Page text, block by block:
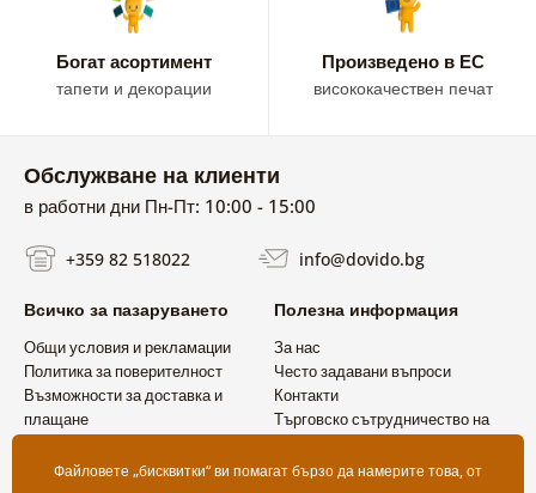
Богат асортимент
тапети и декорации
Произведено в ЕС
висококачествен печат
Обслужване на клиенти
в работни дни Пн-Пт: 10:00 - 15:00
+359 82 518022 info@dovido.bg
Всичко за пазаруването
Общи условия и рекламации
Политика за поверителност
Възможности за доставка и
плащане
Полезна информация
За нас
Често задавани въпроси
Контакти
Търговско сътрудничество на
Файловете „бисквитки“ ви помагат бързо да намерите това, от